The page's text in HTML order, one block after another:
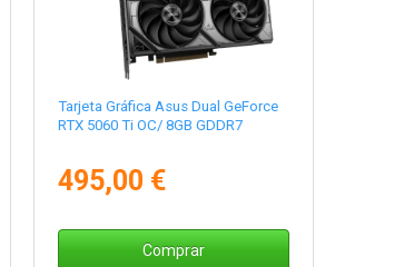
Tarjeta Gráfica Asus Dual GeForce
RTX 5060 Ti OC/ 8GB GDDR7
495,00 €
Comprar